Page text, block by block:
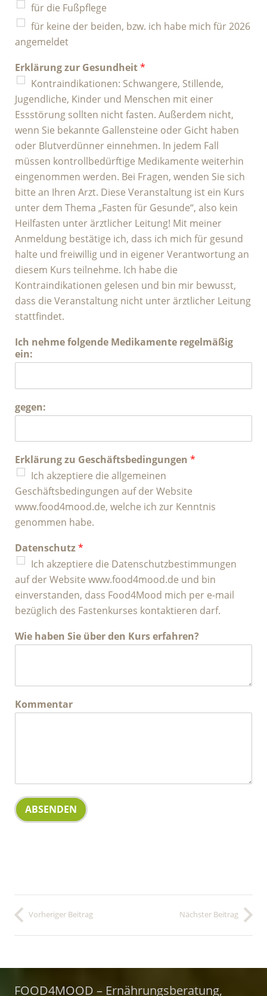
für die Fußpflege
für keine der beiden, bzw. ich habe mich für 2026
angemeldet
Erklärung zur Gesundheit*
Kontraindikationen: Schwangere, Stillende,
Jugendliche, Kinder und Menschen mit einer
Essstörung sollten nicht fasten. Außerdem nicht,
wenn Sie bekannte Gallensteine oder Gicht haben
oder Blutverdünner einnehmen. In jedem Fall
müssen kontrollbedürftige Medikamente weiterhin
eingenommen werden. Bei Fragen, wenden Sie sich
bitte an Ihren Arzt. Diese Veranstaltung ist ein Kurs
unter dem Thema „Fasten für Gesunde“, also kein
Heilfasten unter ärztlicher Leitung! Mit meiner
Anmeldung bestätige ich, dass ich mich für gesund
halte und freiwillig und in eigener Verantwortung an
diesem Kurs teilnehme. Ich habe die
Kontraindikationen gelesen und bin mir bewusst,
dass die Veranstaltung nicht unter ärztlicher Leitung
stattfindet.
Ich nehme folgende Medikamente regelmäßig
ein:
gegen:
Erklärung zu Geschäftsbedingungen *
Ich akzeptiere die allgemeinen
Geschäftsbedingungen auf der Website
www.food4mood.de, welche ich zur Kenntnis
genommen habe.
Datenschutz*
Ich akzeptiere die Datenschutzbestimmungen
auf der Website www.food4mood.de und bin
einverstanden, dass Food4Mood mich per e-mail
bezüglich des Fastenkurses kontaktieren darf.
Wie haben Sie über den Kurs erfahren?
Kommentar
ABSENDEN
Vorheriger Beitrag Nächster Beitrag
FOOD4MOOD – Ernährungsberatung,